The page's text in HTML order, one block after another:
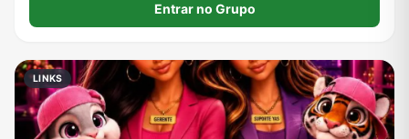
Entrar no Grupo
LINKS